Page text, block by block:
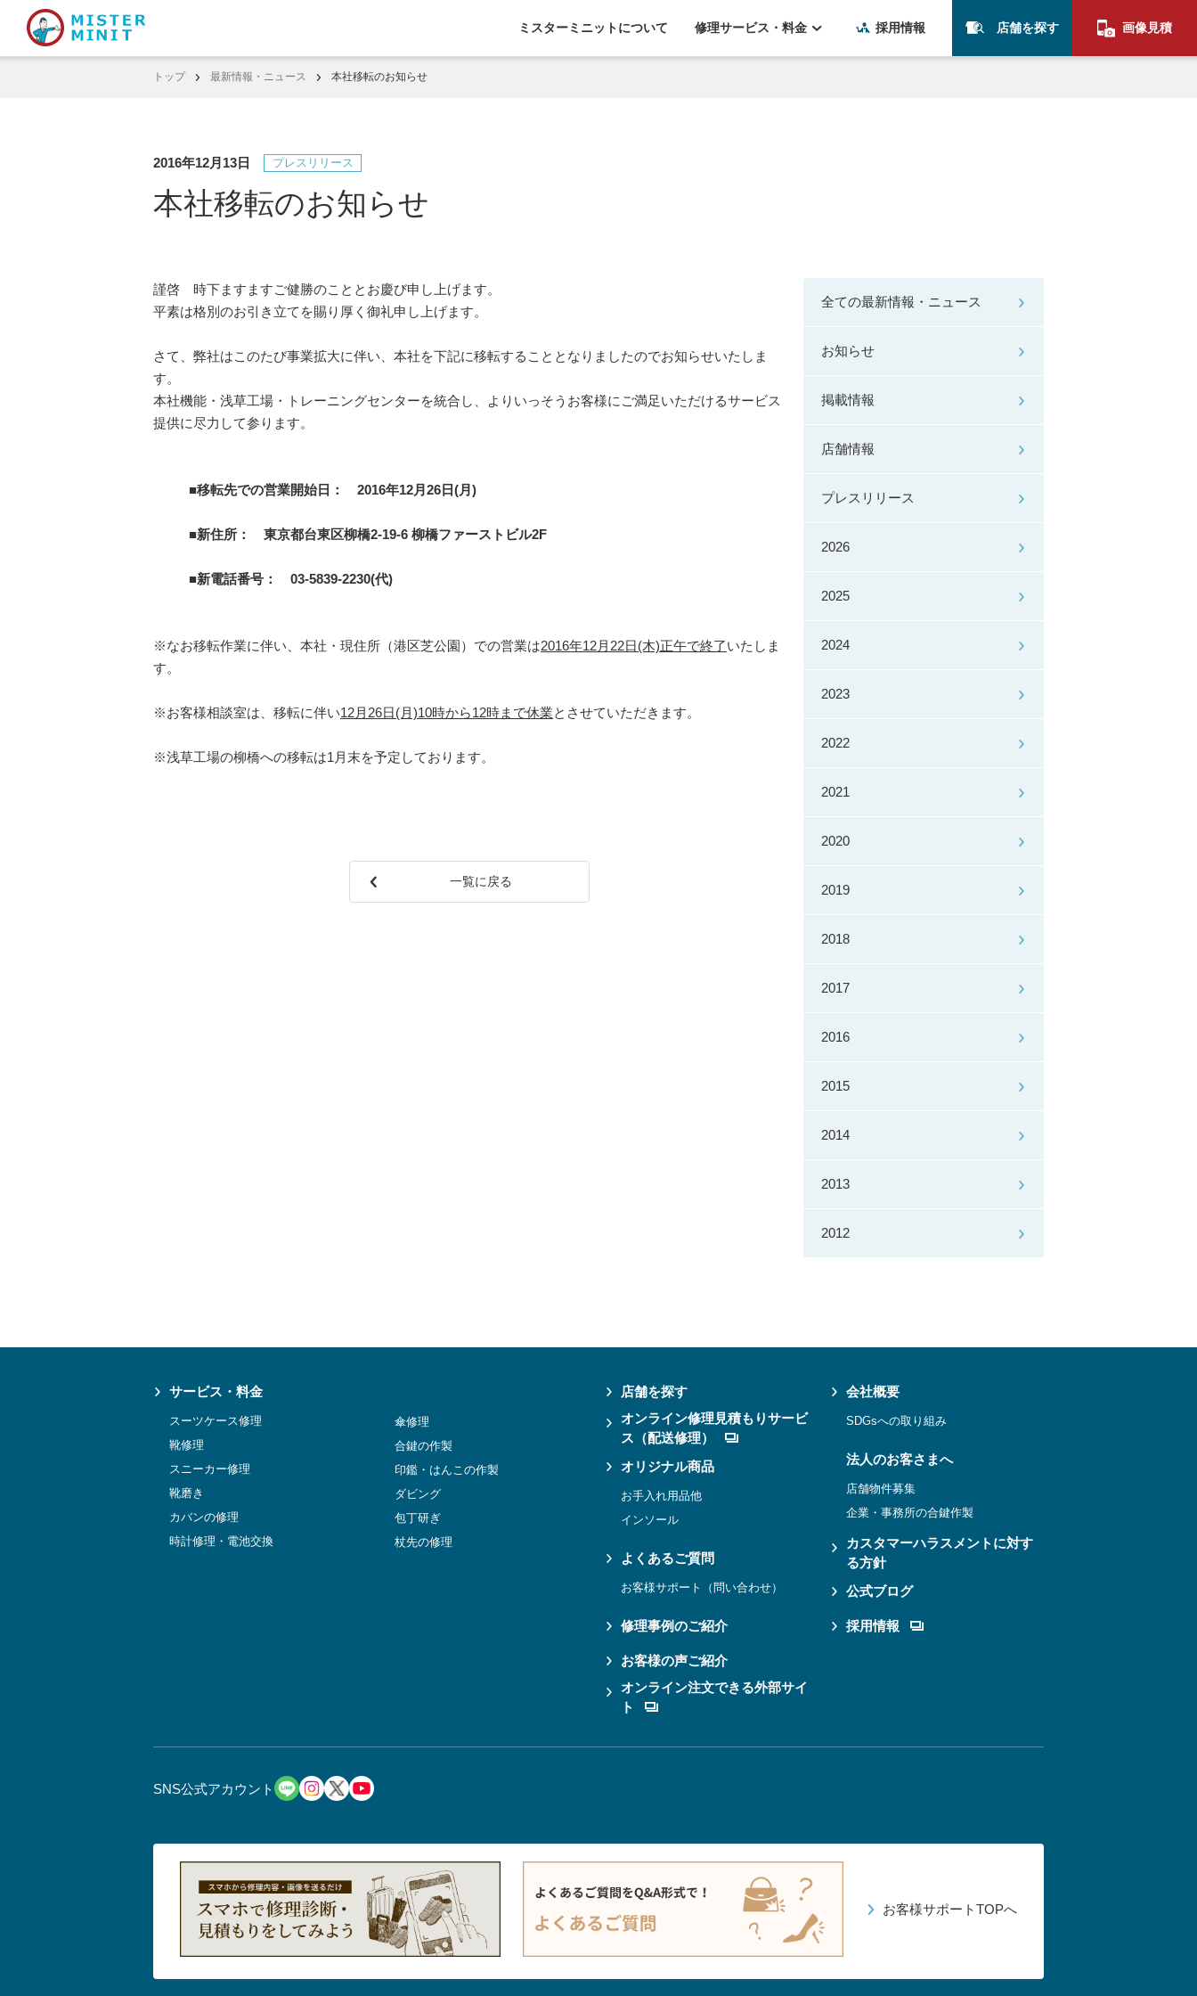
ミスターミニットについて 修理サービス・料金 採用情報 店舗を探す 画像見積
トップ 最新情報・ニュース 本社移転のお知らせ
2016年12月13日 プレスリリース
本社移転のお知らせ
謹啓 時下ますますご健勝のこととお慶び申し上げます。
平素は格別のお引き立てを賜り厚く御礼申し上げます。
さて、弊社はこのたび事業拡大に伴い、本社を下記に移転することとなりましたのでお知らせいたしま
す。
本社機能・浅草工場・トレーニングセンターを統合し、よりいっそうお客様にご満足いただけるサービス
提供に尽力して参ります。
■移転先での営業開始日： 2016年12月26日(月)
■新住所： 東京都台東区柳橋2-19-6 柳橋ファーストビル2F
■新電話番号： 03-5839-2230(代)
※なお移転作業に伴い、本社・現住所（港区芝公園）での営業は2016年12月22日(木)正午で終了いたしま
す。
※お客様相談室は、移転に伴い12月26日(月)10時から12時まで休業とさせていただきます。
※浅草工場の柳橋への移転は1月末を予定しております。
一覧に戻る
全ての最新情報・ニュース
お知らせ
掲載情報
店舗情報
プレスリリース
2026
2025
2024
2023
2022
2021
2020
2019
2018
2017
2016
2015
2014
2013
2012
お客様サポートTOPへ
サービス・料金
スーツケース修理
靴修理
スニーカー修理
靴磨き
カバンの修理
時計修理・電池交換
傘修理
合鍵の作製
印鑑・はんこの作製
ダビング
包丁研ぎ
杖先の修理
店舗を探す
オンライン修理見積もりサービ
ス（配送修理）
オリジナル商品
お手入れ用品他
インソール
よくあるご質問
お客様サポート（問い合わせ）
修理事例のご紹介
お客様の声ご紹介
オンライン注文できる外部サイ
ト
会社概要
SDGsへの取り組み
法人のお客さまへ
店舗物件募集
企業・事務所の合鍵作製
カスタマーハラスメントに対す
る方針
公式ブログ
採用情報
SNS公式アカウント